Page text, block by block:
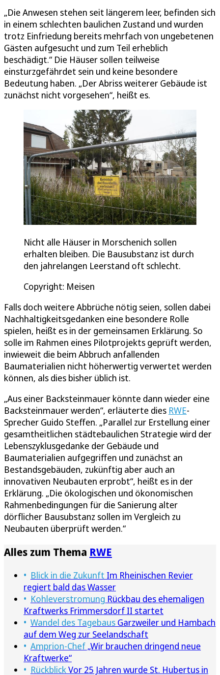
„Die Anwesen stehen seit längerem leer, befinden sich
in einem schlechten baulichen Zustand und wurden
trotz Einfriedung bereits mehrfach von ungebetenen
Gästen aufgesucht und zum Teil erheblich
beschädigt.“ Die Häuser sollen teilweise
einsturzgefährdet sein und keine besondere
Bedeutung haben. „Der Abriss weiterer Gebäude ist
zunächst nicht vorgesehen“, heißt es.
Nicht alle Häuser in Morschenich sollen
erhalten bleiben. Die Bausubstanz ist durch
den jahrelangen Leerstand oft schlecht.
Copyright: Meisen
Falls doch weitere Abbrüche nötig seien, sollen dabei
Nachhaltigkeitsgedanken eine besondere Rolle
spielen, heißt es in der gemeinsamen Erklärung. So
solle im Rahmen eines Pilotprojekts geprüft werden,
inwieweit die beim Abbruch anfallenden
Baumaterialien nicht höherwertig verwertet werden
können, als dies bisher üblich ist.
„Aus einer Backsteinmauer könnte dann wieder eine
Backsteinmauer werden“, erläuterte dies RWE-
Sprecher Guido Steffen. „Parallel zur Erstellung einer
gesamtheitlichen städtebaulichen Strategie wird der
Lebenszyklusgedanke der Gebäude und
Baumaterialien aufgegriffen und zunächst an
Bestandsgebäuden, zukünftig aber auch an
innovativen Neubauten erprobt“, heißt es in der
Erklärung. „Die ökologischen und ökonomischen
Rahmenbedingungen für die Sanierung alter
dörflicher Bausubstanz sollen im Vergleich zu
Neubauten überprüft werden.“
Alles zum Thema RWE
Blick in die Zukunft Im Rheinischen Revier
regiert bald das Wasser
Kohleverstromung Rückbau des ehemaligen
Kraftwerks Frimmersdorf II startet
Wandel des Tagebaus Garzweiler und Hambach
auf dem Weg zur Seelandschaft
Amprion-Chef „Wir brauchen dringend neue
Kraftwerke“
RückblickVor 25 Jahren wurde St. Hubertus in